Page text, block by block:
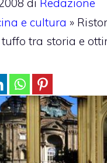
e cultura »
tra storia e